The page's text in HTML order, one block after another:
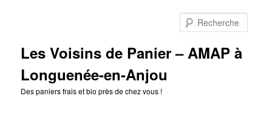
Les Voisins de Panier – AMAP à
Longuenée-en-Anjou
Des paniers frais et bio près de chez vous !